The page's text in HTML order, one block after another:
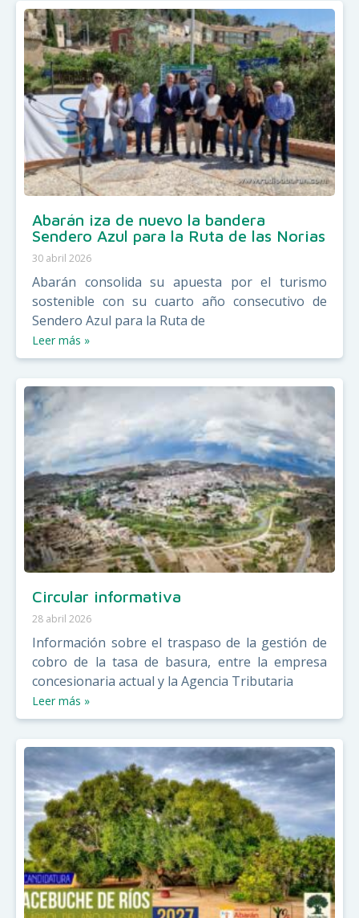
Abarán iza de nuevo la bandera
Sendero Azul para la Ruta de las Norias
30 abril 2026
Abarán consolida su apuesta por el turismo
sostenible con su cuarto año consecutivo de
Sendero Azul para la Ruta de
Leer más »
Circular informativa
28 abril 2026
Información sobre el traspaso de la gestión de
cobro de la tasa de basura, entre la empresa
concesionaria actual y la Agencia Tributaria
Leer más »